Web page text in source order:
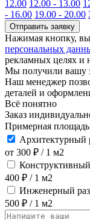
12.00 12.00 - 13.00
- 16.00 19.00 - 20.00
Отправить заявку
Нажимая кнопку, вы
персональных
рекламных целях и
Мы получили вашу
Наш менеджер
деталей и
Всё понятно
Заказ
Примерная
Архитектурный
от 300 ₽ / 1 м2
400 ₽ / 1 м2
Инженерный
500 ₽ / 1 м2